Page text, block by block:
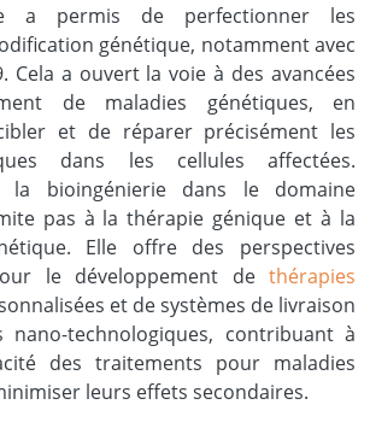
a permis de perfectionner les
génétique, notamment avec
Cela a ouvert la voie à des avancées
de maladies génétiques, en
et de réparer précisément les
dans les cellules affectées.
la bioingénierie dans le domaine
pas à la thérapie génique et à la
Elle offre des perspectives
le développement de thérapies
et de systèmes de livraison
nano-technologiques, contribuant à
des traitements pour maladies
leurs effets secondaires.